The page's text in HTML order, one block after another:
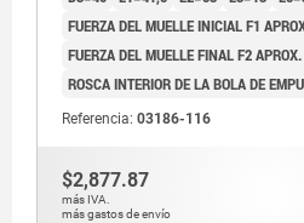
FUERZA DEL MUELLE INICIAL F1
FUERZA DEL MUELLE FINAL F2
ROSCA INTERIOR DE LA BOLA DE
Referencia: 03186-116
$2,877.87
más IVA.
más gastos de envío